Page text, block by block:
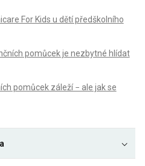
For Kids u dětí předškolního
pomůcek je nezbytné hlídat
pomůcek záleží − ale jak se